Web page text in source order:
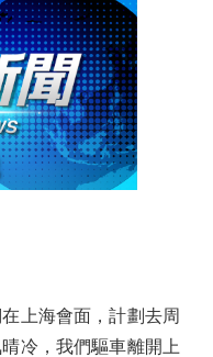
上海會面，計劃去周
冷，我們驅車離開上